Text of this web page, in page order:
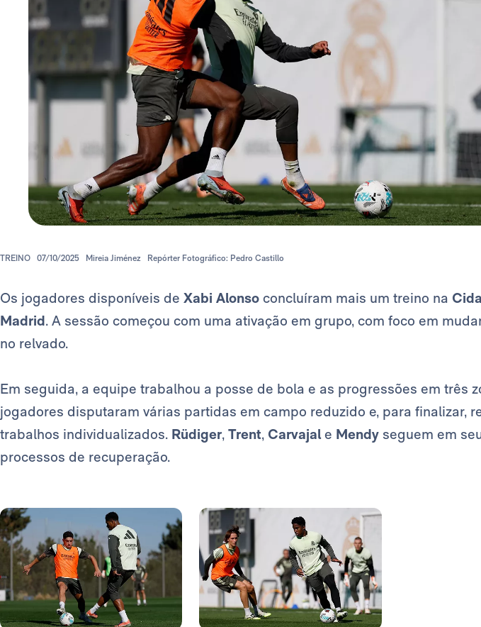
TREINO 07/10/2025 Mireia Jiménez Repórter Fotográfico: Pedro Castillo
Os jogadores disponíveis de Xabi Alonso concluíram mais um treino na
Madrid. A sessão começou com uma ativação em grupo, com foco em
no relvado.
Em seguida, a equipe trabalhou a posse de bola e as progressões em três
jogadores disputaram várias partidas em campo reduzido e, para finalizar,
trabalhos individualizados. Rüdiger, Trent, Carvajale Mendy seguem em
processos de recuperação.